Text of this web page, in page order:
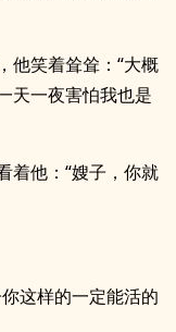
他笑着耸耸：“大概
天一夜害怕我也是
着他：“嫂子，你就
这样的一定能活的